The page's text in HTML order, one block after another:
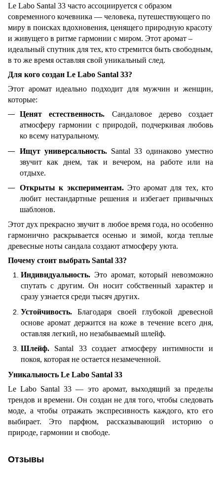
Le Labo Santal 33 часто ассоциируется с образом
современного кочевника — человека, путешествующего по
миру в поисках вдохновения, ценящего природную красоту
и живущего в ритме гармонии с миром. Этот аромат –
идеальный спутник для тех, кто стремится быть свободным,
в то же время оставляя свой уникальный след.
Для кого создан Le Labo Santal 33?
Этот аромат идеально подходит для мужчин и женщин,
которые:
Ценят естественность. Сандаловое дерево создает
атмосферу гармонии с природой, подчеркивая любовь
ко всему натуральному.
Ищут универсальность. Santal 33 одинаково уместно
звучит как днем, так и вечером, на работе или на
отдыхе.
Открыты к экспериментам. Это аромат для тех, кто
любит нестандартные решения и избегает привычных
шаблонов.
Этот дух прекрасно звучит в любое время года, но особенно
гармонично раскрывается осенью и зимой, когда теплые
древесные ноты сандала создают атмосферу уюта.
Почему стоит выбрать Santal 33?
Индивидуальность. Это аромат, который невозможно
спутать с другим. Он носит собственный характер и
сразу узнается среди тысяч других.
Устойчивость.Благодаря своей глубокой древесной
основе аромат держится на коже в течение всего дня,
оставляя легкий, но незабываемый шлейф.
Шлейф. Santal 33 создает атмосферу интимности и
покоя, которая не остается незамеченной.
Уникальность Le Labo Santal 33
Le Labo Santal 33 — это аромат, выходящий за пределы
трендов и времени. Он создан не для того, чтобы следовать
моде, а чтобы отражать экспресивность каждого, кто его
выбирает. Это парфюм, рассказывающий историю о
природе, гармонии и свободе.
Отзывы